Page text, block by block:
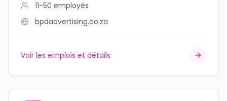
11-50 employés
bpdadvertising.co.za
Voir les emplois et détails